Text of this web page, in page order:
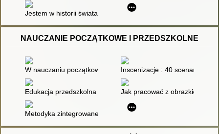
Jestem w historii świata : śmierć i ceremonie żałobne w
NAUCZANIE POCZĄTKOWE I PRZEDSZKOLNE
W nauczaniu początkowym inaczejInscenizacje : 40 scenariuszy
Edukacja przedszkolna i wczesnoszkolna wyzwaniem dla
Jak pracować z obrazkiem
Metodyka zintegrowanej działalności szkolno-pozaszkolnej